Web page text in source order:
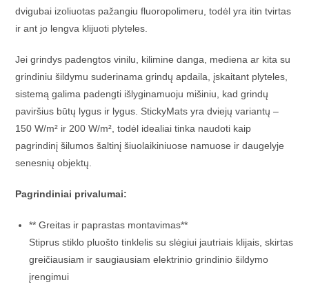
dvigubai izoliuotas pažangiu fluoropolimeru, todėl yra itin tvirtas
ir ant jo lengva klijuoti plyteles.
Jei grindys padengtos vinilu, kilimine danga, mediena ar kita su
grindiniu šildymu suderinama grindų apdaila, įskaitant plyteles,
sistemą galima padengti išlyginamuoju mišiniu, kad grindų
paviršius būtų lygus ir lygus. StickyMats yra dviejų variantų –
150 W/m² ir 200 W/m², todėl idealiai tinka naudoti kaip
pagrindinį šilumos šaltinį šiuolaikiniuose namuose ir daugelyje
senesnių objektų.
Pagrindiniai privalumai:
** Greitas ir paprastas montavimas**
Stiprus stiklo pluošto tinklelis su slėgiui jautriais klijais, skirtas
greičiausiam ir saugiausiam elektrinio grindinio šildymo
įrengimui